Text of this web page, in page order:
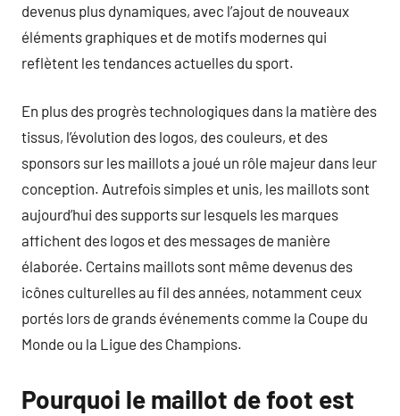
devenus plus dynamiques, avec l’ajout de nouveaux
éléments graphiques et de motifs modernes qui
reflètent les tendances actuelles du sport.
En plus des progrès technologiques dans la matière des
tissus, l’évolution des logos, des couleurs, et des
sponsors sur les maillots a joué un rôle majeur dans leur
conception. Autrefois simples et unis, les maillots sont
aujourd’hui des supports sur lesquels les marques
affichent des logos et des messages de manière
élaborée. Certains maillots sont même devenus des
icônes culturelles au fil des années, notamment ceux
portés lors de grands événements comme la Coupe du
Monde ou la Ligue des Champions.
Pourquoi le maillot de foot est